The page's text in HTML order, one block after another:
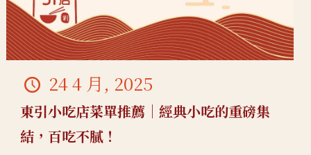
24 4 月, 2025
東引小吃店菜單推薦｜經典小吃的重磅集
結，百吃不膩！